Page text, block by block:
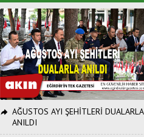
AĞUSTOS AYI ŞEHİTLERİ DUALARLA
ANILDI